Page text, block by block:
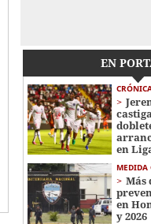
EN
en
MEDIDA
Más
en
y 2026